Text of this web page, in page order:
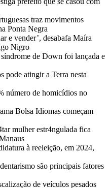
traz movimentos
Ponta Negra
e vender’, desabafa Maíra
Nigro
de Down foi lançada e
pode atingir a Terra nesta
número de homicídios no
Bolsa Idiomas começam
mulher estr4ngulada fica
à reeleição, em 2024,
são principais fatores
de veículos pesados